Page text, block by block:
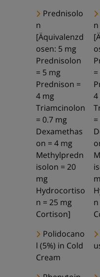
Prednisolo
n
[Äquivalenzd
osen: 5 mg
Prednisolon
= 5 mg
Prednison =
4 mg
Triamcinolon
= 0.7 mg
Dexamethas
on = 4 mg
Methylpredn
isolon = 20
mg
Hydrocortiso
n = 25 mg
Cortison]
n
4
Polidocano
l (5%) in Cold
Cream